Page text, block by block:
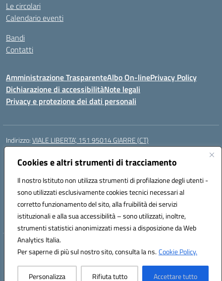
Cookies e altri strumenti di tracciamento
Il nostro Istituto non utilizza strumenti di profilazione degli utenti -
sono utilizzati esclusivamente cookies tecnici necessari al
corretto funzionamento del sito, alla fruibilità dei servizi
istituzionali e alla sua accessibilità – sono utilizzati, inoltre,
strumenti statistici anonimizzati messi a disposizione da Web
Analytics Italia.
Per saperne di più sul nostro sito, consulta la ns.Cookie Policy.
Personalizza Rifiuta tutto Accettare tutto
Le circolari
Calendario eventi
Bandi
Contatti
Amministrazione TrasparenteAlbo On-linePrivacy Policy
Dichiarazione di accessibilitàNote legali
Privacy e protezione dei dati personali
Indirizzo:VIALE LIBERTA’, 151 95014 GIARRE (CT)
Centralino:
Posta elettronica certificata (PEC):ctmm151004@pec.istruzione.it
Codice fiscale: 92032760875
Codice meccanografico:CTMM151004
Codice Indice delle Pubbliche Amministrazioni (IPA): cpiacd
Codice unico di fatturazione (CUF): UF783Q
Hosting & Powered by 3D Solution S.r.l.
Concept & Design by Designers Italia